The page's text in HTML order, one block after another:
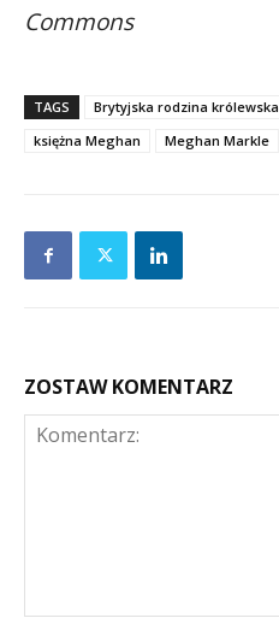
Commons
TAGS Brytyjska rodzina królewska
księżna Meghan
Meghan Markle
ZOSTAW KOMENTARZ